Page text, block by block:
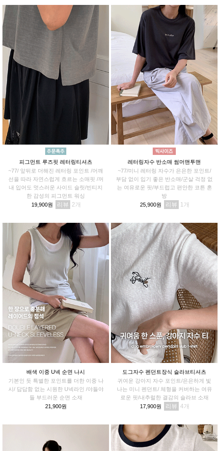
피그먼트 루즈핏 레터링티셔츠
~77/ 앞뒤로 더해진 레터링 포인트 /어깨
선을 따라 자연스럽게 흐르는 소매핏 /꺼
내 입어도 멋스러운 사이드 슬릿/빈티지
한 감성의 피그먼트 워싱
19,900원
리뷰 2
레터링자수 반소매 썸머맨투맨
~77/미니 레터링 자수가 은은한 포인트/
부담 없이 입기 좋은 반소매/군살 걱정 없
는 여유로운 핏/부드럽고 편안한 코튼 혼
방
25,900원
리뷰 1
배색 이중 U넥 순면 나시
기본인 듯 특별한 포인트를 더한 이중 나
시/ 답답함 없는 시원한 U넥라인 /야들야
들 부드러운 순면 소재
21,900원
도그자수 펜던트장식 슬라브티셔츠
귀여운 강아지 자수 포인트/은은하게 빛
나는 미니 펜던트/ 체형을 커버하는 여유
로운 핏/내추럴한 결감의 슬라브 소재
17,900원
리뷰 4